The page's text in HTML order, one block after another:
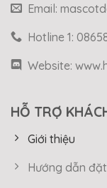
Email:
Hotline 1:
Website:
HỖ TRỢ
Giới thiệu
Hướng dẫn